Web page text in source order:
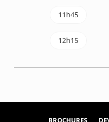
11h45
12h15
BROCHURES